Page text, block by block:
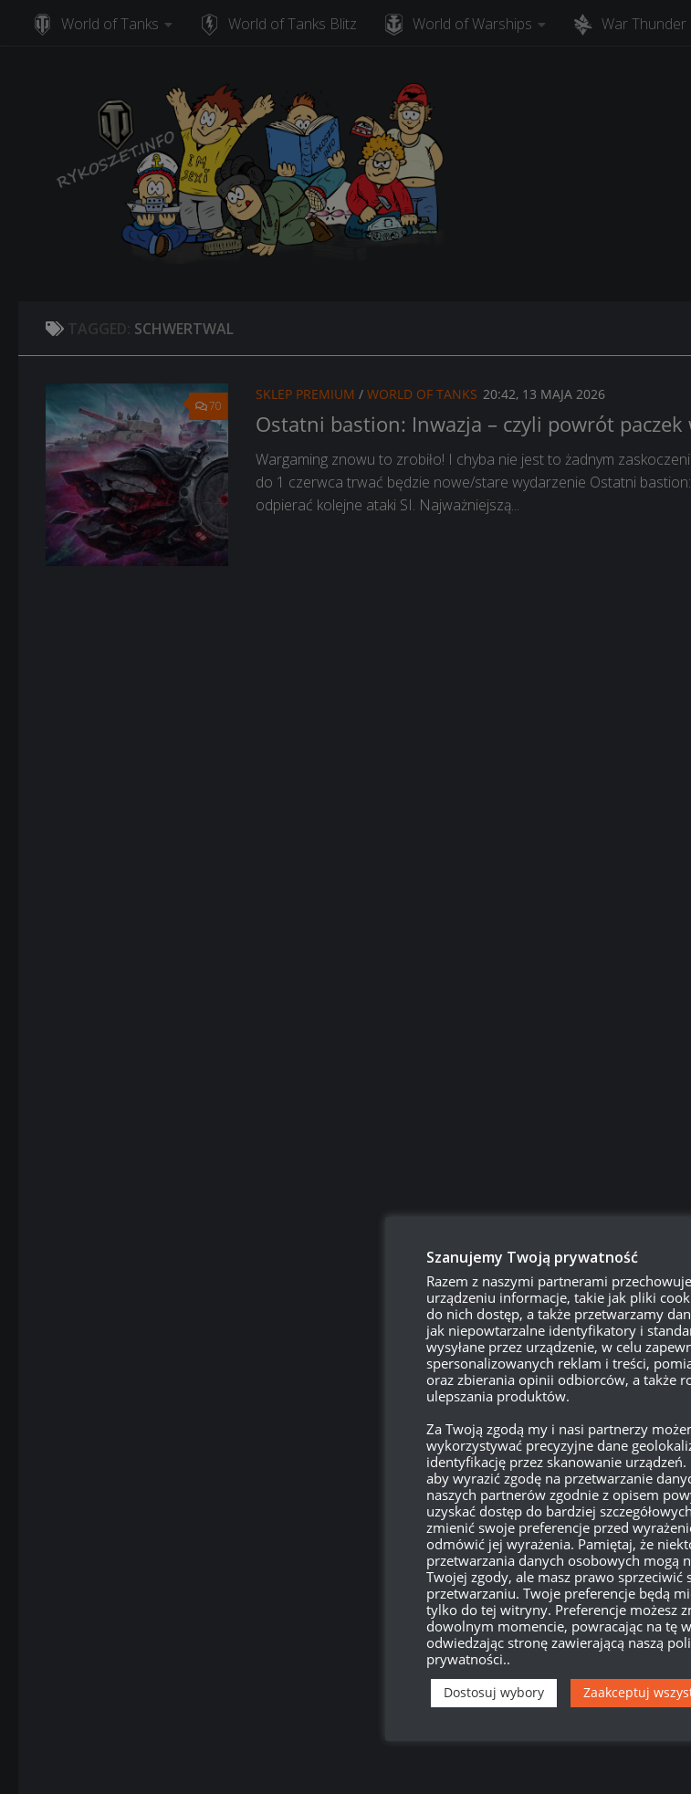
Skip to content
World of Tanks World of Tanks Blitz World of Warships War Thunder
TAGGED: SCHWERTWAL
70
SKLEP PREMIUM / WORLD OF TANKS 20:42, 13 MAJA 2026
Ostatni bastion: Inwazja – czyli powrót
Wargaming znowu to zrobiło! I chyba nie jest to żadnym
do 1 czerwca trwać będzie nowe/stare wydarzenie Ostatni
odpierać kolejne ataki SI. Najważniejszą...
Szanujemy Twoją prywatność
Razem z naszymi partnerami
urządzeniu informacje, takie jak pliki
do nich dostęp, a także przetwarzamy
jak niepowtarzalne identyfikatory i
wysyłane przez urządzenie, w celu
spersonalizowanych reklam i treści,
oraz zbierania opinii odbiorców, a także
ulepszania produktów.
Za Twoją zgodą my i nasi partnerzy
wykorzystywać precyzyjne dane
identyfikację przez skanowanie urządzeń.
aby wyrazić zgodę na przetwarzanie
naszych partnerów zgodnie z opisem
uzyskać dostęp do bardziej
zmienić swoje preferencje przed
odmówić jej wyrażenia. Pamiętaj, że
przetwarzania danych osobowych mogą
Twojej zgody, ale masz prawo sprzeciwić
przetwarzaniu. Twoje preferencje będą
tylko do tej witryny. Preferencje możesz
dowolnym momencie, powracając na tę
odwiedzając stronę zawierającą naszą
prywatności..
Dostosuj wybory Zaakceptuj